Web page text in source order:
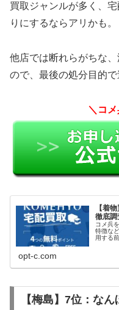
買取ジャンルが多く、
りにするならアリかも。
他店では断れらがちな
ので、最後の処分目的
＼コ
【着
徹底調
コメ兵
特徴な
用する
opt-c.com
【梅島】7位：なん